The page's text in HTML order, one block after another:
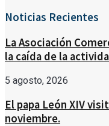
Noticias Recientes
La Asociación
la caída de la
5 agosto, 2026
El papa León XIV
noviembre.